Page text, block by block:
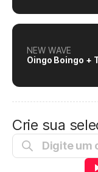
NEW WAVE
Oingo Boingo +
Crie sua